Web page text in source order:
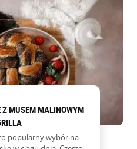
MUSEM MALINOWYM
popularny wybór na